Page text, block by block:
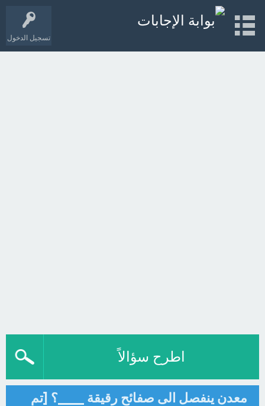
تسجيل الدخول
اطرح سؤالاً
معدن ينفصل الى صفائح رقيقة ____؟ [تم